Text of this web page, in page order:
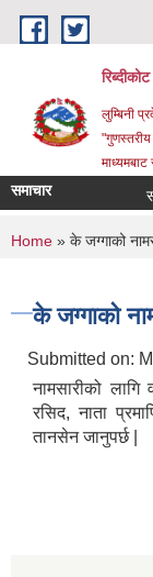
Skip to main content
लुम्बिनी
"गुणस्तरीय
माध्यमबाट
समाचार
You are
Home » के जग्गाको
के जग्गाको
Submitted on:
नामसारीको
रसिद, नाता
तानसेन जानुपर्छ |